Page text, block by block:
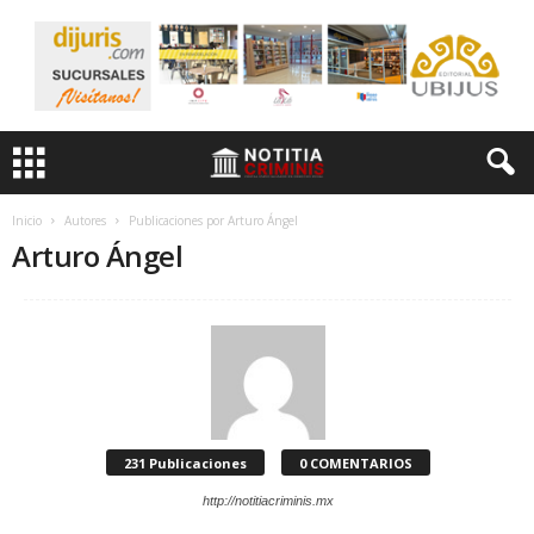
Inicio Autores Publicaciones por Arturo Ángel
Arturo Ángel
231 Publicaciones 0 COMENTARIOS
http://notitiacriminis.mx